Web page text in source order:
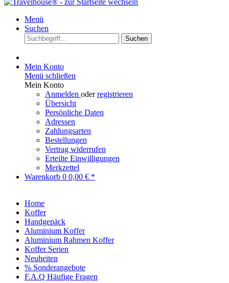
Menü
Suchen
Suchen
Mein Konto
Menü schließen
Mein Konto
Anmelden oderregistrieren
Übersicht
Persönliche Daten
Adressen
Zahlungsarten
Bestellungen
Vertrag widerrufen
Erteilte Einwilligungen
Merkzettel
Warenkorb 0 0,00 € *
Home
Koffer
Handgepäck
Aluminium Koffer
Aluminium Rahmen Koffer
Koffer Serien
Neuheiten
% Sonderangebote
F.A.Q Häufige Fragen